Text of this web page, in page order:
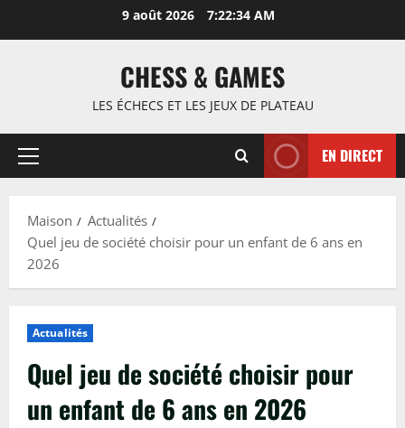
9 août 2026 7:22:35 AM
CHESS & GAMES
LES ÉCHECS ET LES JEUX DE PLATEAU
Menu
EN DIRECT
Maison
Actualités
Quel jeu de société choisir pour un enfant de 6 ans en
2026
Actualités
Quel jeu de société choisir pour
un enfant de 6 ans en 2026